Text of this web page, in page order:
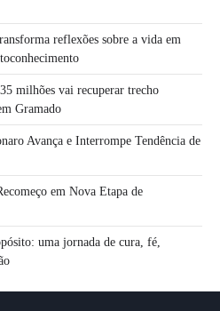
reflexões sobre a vida em
milhões vai recuperar trecho
Gramado
Avança e Interrompe Tendência de
em Nova Etapa de
uma jornada de cura, fé,